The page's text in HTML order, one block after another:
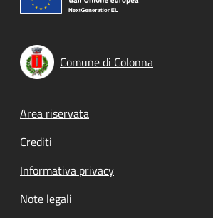
Comune di Colonna
Footer menu
Area riservata
Crediti
Informativa privacy
Note legali